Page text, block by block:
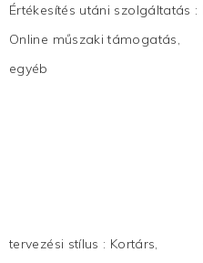
Értékesítés utáni szolgáltatás :
Online műszaki támogatás,
egyéb
tervezési stílus : Kortárs,